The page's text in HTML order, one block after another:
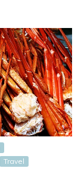
Travel